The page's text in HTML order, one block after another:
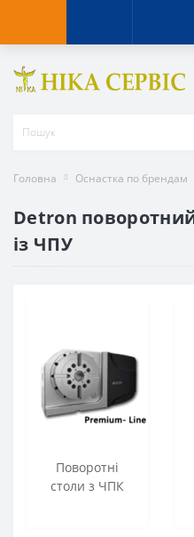
Головна Оснастка по брендам
Detron поворотний
із ЧПУ
Поворотні
столи з ЧПК